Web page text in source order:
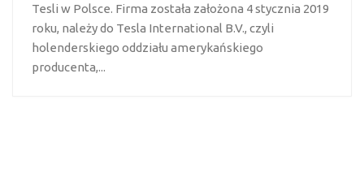
Tesli w Polsce. Firma została założona 4 stycznia 2019
roku, należy do Tesla International B.V., czyli
holenderskiego oddziału amerykańskiego
producenta,...